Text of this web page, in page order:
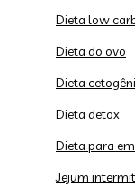
Dieta low
Dieta do ovo
Dieta
Dieta detox
Dieta para
Jejum